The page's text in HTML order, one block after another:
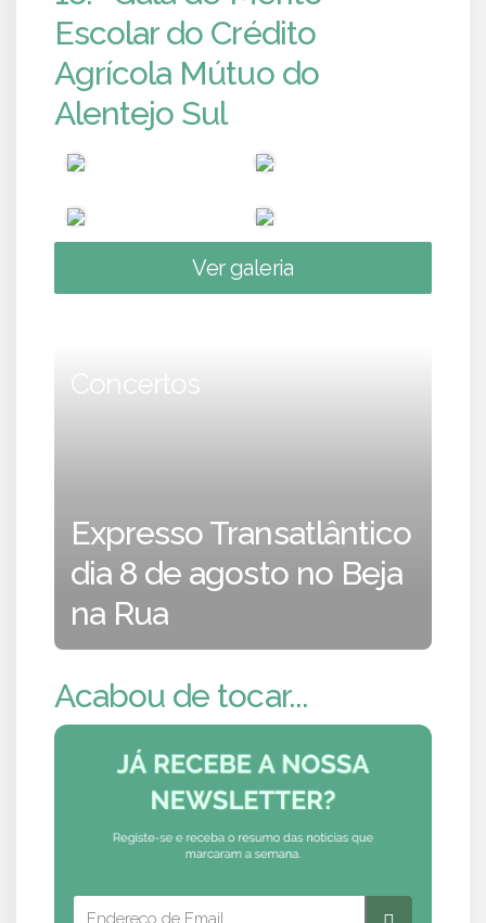
Escolar do Crédito
Agrícola Mútuo do
Alentejo Sul
Ver galeria
Concertos
Expresso Transatlântico
dia 8 de agosto no Beja
na Rua
Acabou de tocar...